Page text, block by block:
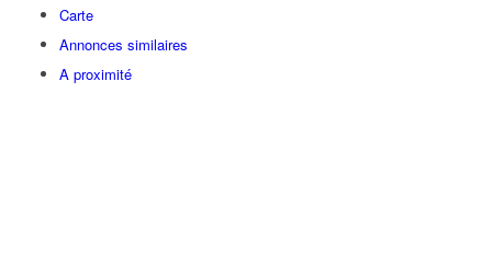
Carte
Annonces similaires
A proximité